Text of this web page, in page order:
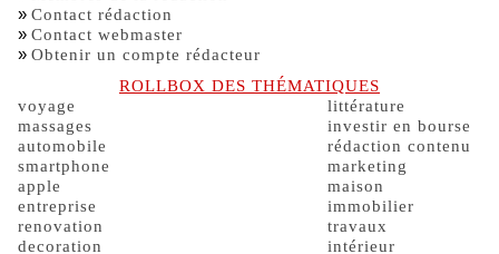
» Contact rédaction
» Contact webmaster
» Obtenir un compte rédacteur
ROLLBOX DES THÉMATIQUES
voyage
massages
automobile
smartphone
apple
entreprise
renovation
decoration
littérature
investir en bourse
rédaction contenu
marketing
maison
immobilier
travaux
intérieur